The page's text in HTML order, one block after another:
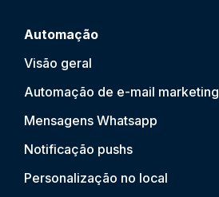
Automação
Visão geral
Automação de e-mail marketing
Mensagens Whatsapp
Notificação pushs
Personalização no local